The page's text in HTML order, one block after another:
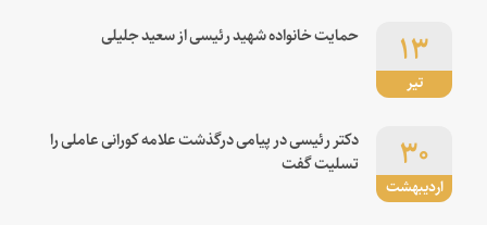
تیر
۱۳ حمایت خانواده شهید رئیسی از سعید جلیلی
اردیبهشت
۳۰
دکتر رئیسی در پیامی درگذشت علامه کورانی عاملی را
تسلیت گفت